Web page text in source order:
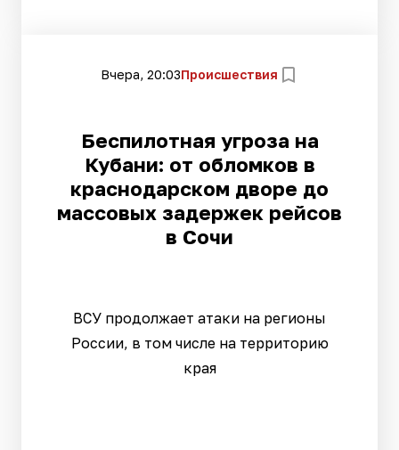
Вчера, 20:03Происшествия
Беспилотная угроза на
Кубани: от обломков в
краснодарском дворе до
массовых задержек рейсов
в Сочи
ВСУ продолжает атаки на регионы
России, в том числе на территорию
края